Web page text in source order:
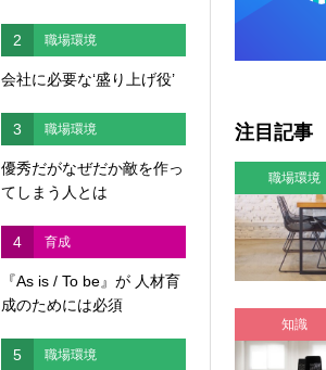
2 職場環境
会社に必要な‘盛り上げ役’
3 職場環境
優秀だがなぜだか敵を作っ
てしまう人とは
4 育成
『As is / To be』が 人材育
成のためには必須
5 職場環境
注目記事
職場環境
知識